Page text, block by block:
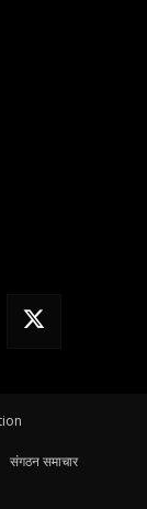
संगठन समाचार